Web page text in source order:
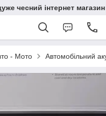
чесний інтернет магазин
- Мото Автомобільний